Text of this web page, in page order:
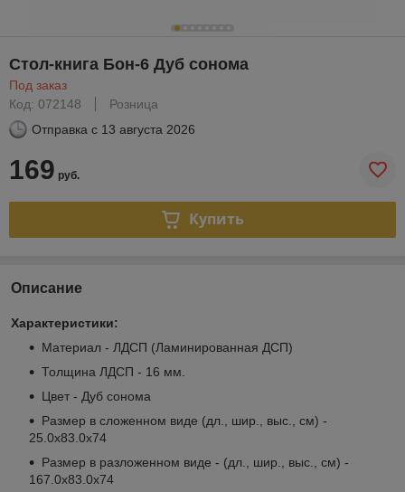
Стол-книга Бон-6 Дуб сонома
Под заказ
Код: 072148
Розница
Отправка с 13 августа 2026
169 руб.
Купить
Описание
Характеристики:
Материал - ЛДСП (Ламинированная ДСП)
Толщина ЛДСП - 16 мм.
Цвет - Дуб сонома
Размер в сложенном виде (дл., шир., выс., см) -
25.0x83.0x74
Размер в разложенном виде - (дл., шир., выс., см) -
167.0x83.0x74